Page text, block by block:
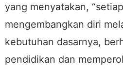
yang menyatakan,
mengembangkan diri
kebutuhan dasarnya,
pendidikan dan